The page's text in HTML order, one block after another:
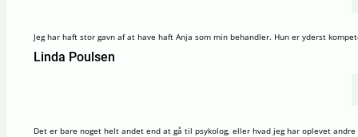
Jeg har haft stor gavn af at have haft Anja som min behandler. Hun er yderst
Linda Poulsen
Det er bare noget helt andet end at gå til psykolog, eller hvad jeg har oplevet